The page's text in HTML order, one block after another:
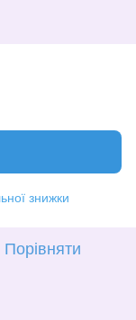
знижки
Порівняти